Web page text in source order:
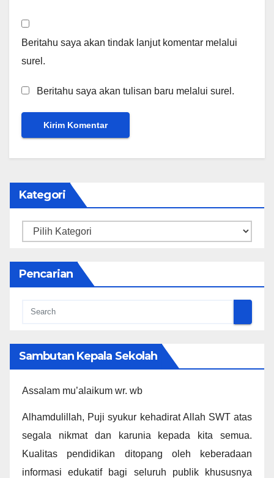
Beritahu saya akan tindak lanjut komentar melalui
surel.
Beritahu saya akan tulisan baru melalui surel.
Kategori
Kategori
Pencarian
Sambutan Kepala Sekolah
Assalam mu’alaikum wr. wb
Alhamdulillah, Puji syukur kehadirat Allah SWT atas
segala nikmat dan karunia kepada kita semua.
Kualitas pendidikan ditopang oleh keberadaan
informasi edukatif bagi seluruh publik khususnya